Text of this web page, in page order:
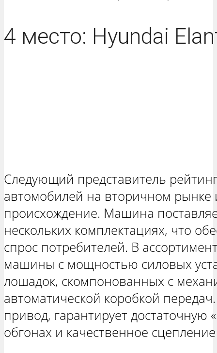
4 место: Hyundai
Следующий представитель
автомобилей на вторичном рынке
происхождение. Машина
нескольких комплектациях, что
спрос потребителей. В
машины с мощностью силовых
лошадок, скомпонованных с
автоматической коробкой
привод, гарантирует достаточную
обгонах и качественное